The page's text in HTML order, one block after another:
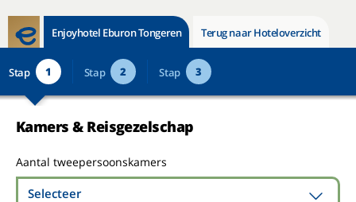
Enjoyhotel Eburon Tongeren Terug naar Hoteloverzicht
Stap 1 Stap 2 Stap 3
Kamers & Reisgezelschap
Aantal tweepersoonskamers
Selecteer